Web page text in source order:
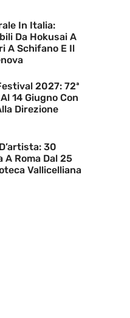
In Italia:
Da Hokusai A
A Schifano E Il
2027: 72ª
14 Giugno Con
Direzione
30
A Roma Dal 25
Vallicelliana